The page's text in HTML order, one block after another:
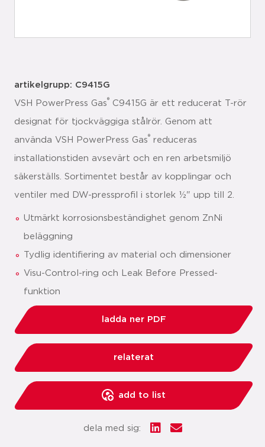
artikelgrupp: C9415G
VSH PowerPress Gas® C9415G är ett reducerat T-rör
designat för tjockväggiga stålrör. Genom att
använda VSH PowerPress Gas® reduceras
installationstiden avsevärt och en ren arbetsmiljö
säkerställs. Sortimentet består av kopplingar och
ventiler med DW-pressprofil i storlek ½" upp till 2.
Utmärkt korrosionsbeständighet genom ZnNi
beläggning
Tydlig identifiering av material och dimensioner
Visu-Control-ring och Leak Before Pressed-
funktion
ladda ner PDF
relaterat
add to list
dela med sig: